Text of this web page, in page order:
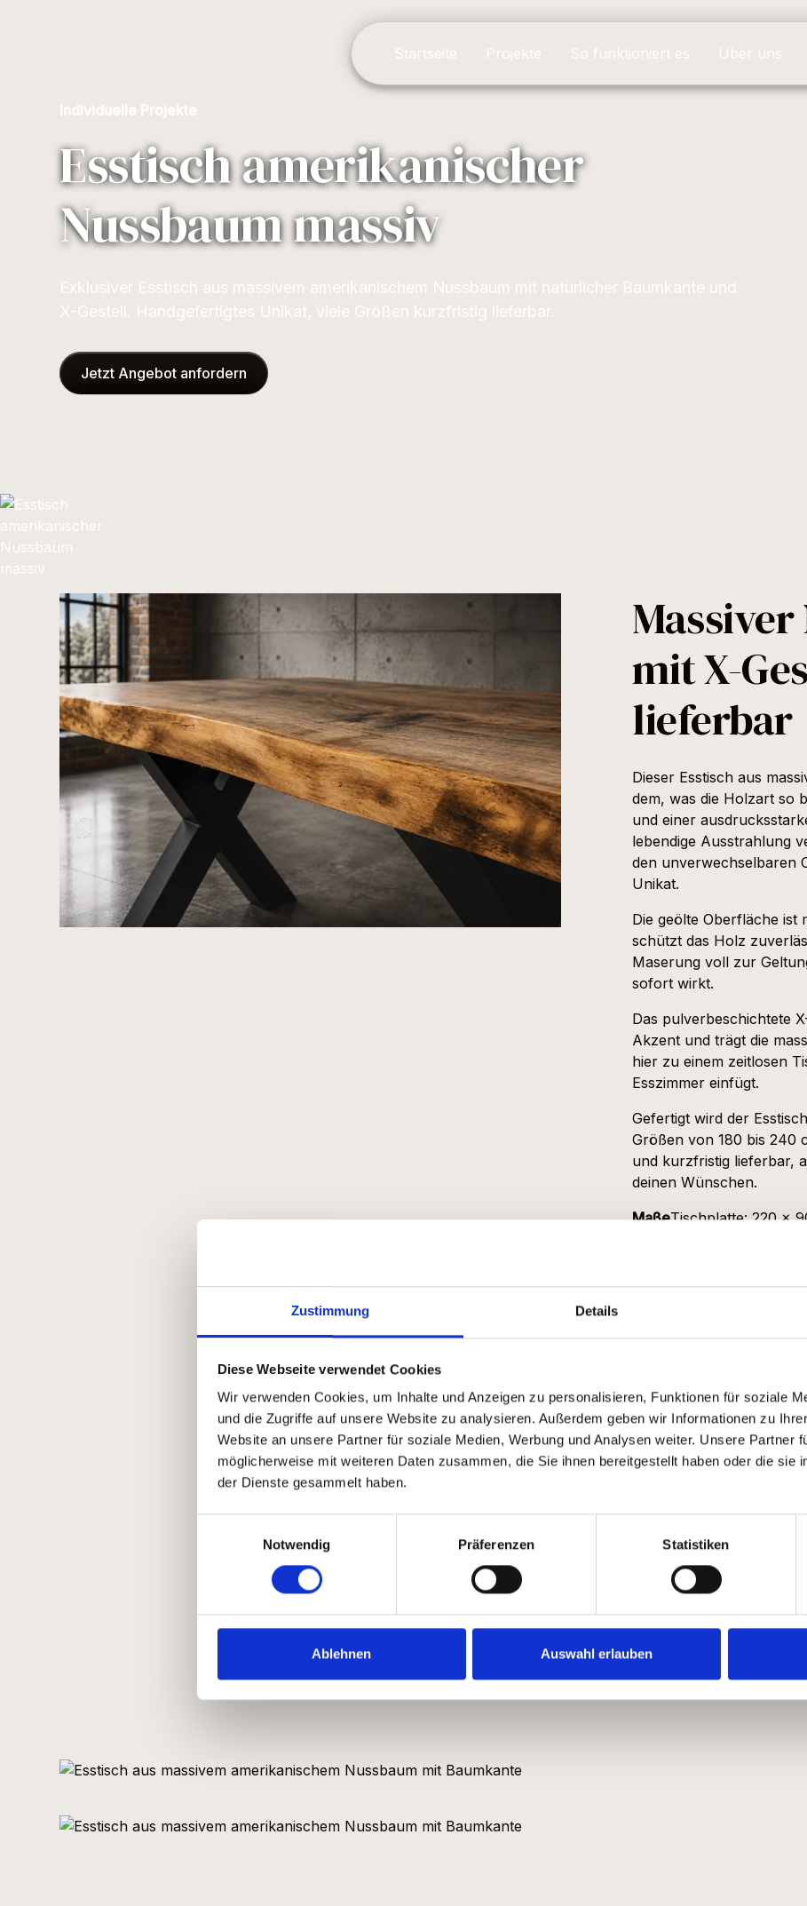
Zustimmung Details
Diese Webseite verwendet Cookies
Wir verwenden Cookies, um Inhalte und Anzeigen zu personalisieren, Funktionen für soziale
und die Zugriffe auf unsere Website zu analysieren. Außerdem geben wir Informationen zu
Website an unsere Partner für soziale Medien, Werbung und Analysen weiter. Unsere Partner
möglicherweise mit weiteren Daten zusammen, die Sie ihnen bereitgestellt haben oder die sie
der Dienste gesammelt haben.
Notwendig
Präferenzen Statistiken
Ablehnen Auswahl erlauben
Startseite Projekte So funktioniert es Über uns
Individuelle Projekte
Esstisch amerikanischer
Nussbaum massiv
Exklusiver Esstisch aus massivem amerikanischem Nussbaum mit natürlicher Baumkante und
X-Gestell. Handgefertigtes Unikat, viele Größen kurzfristig lieferbar.
Jetzt Angebot anfordern
mit X-
lieferbar
Dieser Esstisch aus
dem, was die Holzart so
und einer
lebendige Ausstrahlung
den unverwechselbaren
Unikat.
Die geölte Oberfläche ist
schützt das Holz
Maserung voll zur
sofort wirkt.
Das pulverbeschichtete
Akzent und trägt die
hier zu einem zeitlosen
Esszimmer einfügt.
Gefertigt wird der
Größen von 180 bis 240
und kurzfristig lieferbar,
deinen Wünschen.
MaßeTischplatte: 220 x
Verfügbare Größen:
Preis:3.900 EUR
Größen von 180 bis
Gestelle liefern wir
Bilder Galerie
So wird aus einem Baum dein Traumtisch